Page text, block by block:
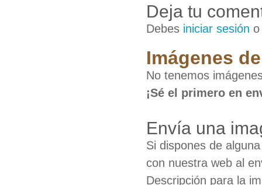
Deja tu
Debes iniciar sesión
Imágenes
No tenemos
¡Sé el primero en
Envía una
Si dispones de
con nuestra web al
Descripción para la